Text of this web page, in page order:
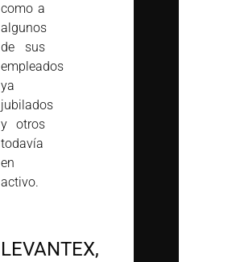
como a
algunos
de sus
empleados
ya
jubilados
y otros
todavía
en
activo.
LEVANTEX,